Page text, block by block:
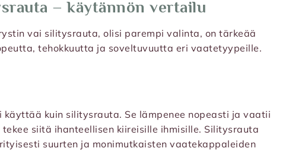
– käytännön vertailu
vai silitysrauta, olisi parempi valinta, on tärkeää
tehokkuutta ja soveltuvuutta eri vaatetyypeille.
kuin silitysrauta. Se lämpenee nopeasti ja vaatii
siitä ihanteellisen kiireisille ihmisille. Silitysrauta
suurten ja monimutkaisten vaatekappaleiden